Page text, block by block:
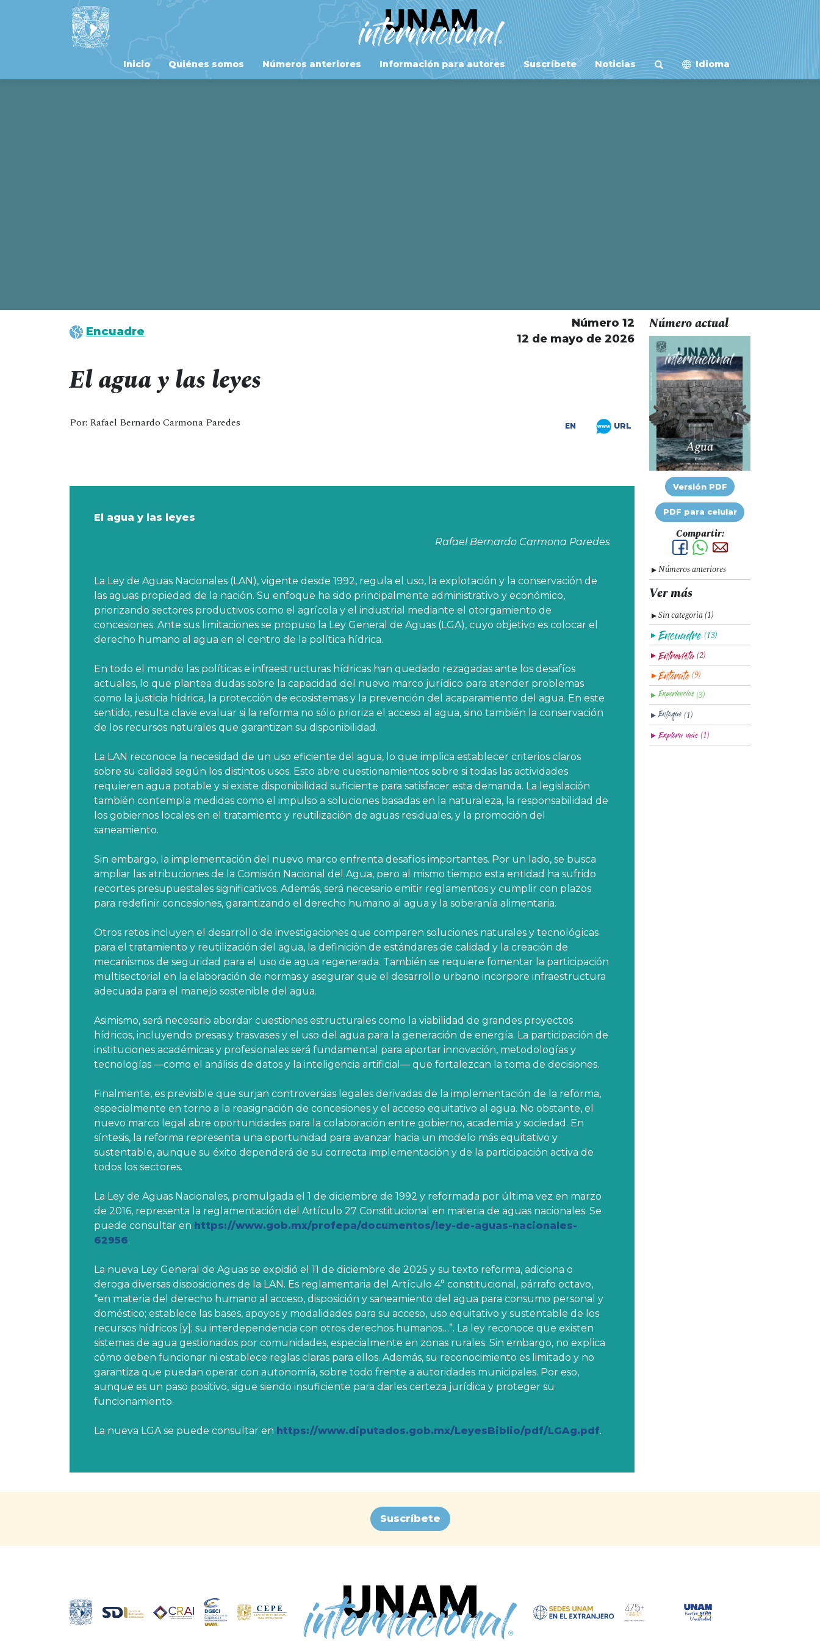
Inicio Quiénes somos Números anteriores Información para autores Suscríbete Noticias Idioma
Encuadre
Número 12
12 de mayo de 2026
El agua y las leyes
Por: Rafael Bernardo Carmona Paredes EN URL
El agua y las leyes
Rafael Bernardo Carmona Paredes
La Ley de Aguas Nacionales (LAN), vigente desde 1992, regula el uso, la explotación y la conservación de
las aguas propiedad de la nación. Su enfoque ha sido principalmente administrativo y económico,
priorizando sectores productivos como el agrícola y el industrial mediante el otorgamiento de
concesiones. Ante sus limitaciones se propuso la Ley General de Aguas (LGA), cuyo objetivo es colocar el
derecho humano al agua en el centro de la política hídrica.
En todo el mundo las políticas e infraestructuras hídricas han quedado rezagadas ante los desafíos
actuales, lo que plantea dudas sobre la capacidad del nuevo marco jurídico para atender problemas
como la justicia hídrica, la protección de ecosistemas y la prevención del acaparamiento del agua. En este
sentido, resulta clave evaluar si la reforma no sólo prioriza el acceso al agua, sino también la conservación
de los recursos naturales que garantizan su disponibilidad.
La LAN reconoce la necesidad de un uso eficiente del agua, lo que implica establecer criterios claros
sobre su calidad según los distintos usos. Esto abre cuestionamientos sobre si todas las actividades
requieren agua potable y si existe disponibilidad suficiente para satisfacer esta demanda. La legislación
también contempla medidas como el impulso a soluciones basadas en la naturaleza, la responsabilidad de
los gobiernos locales en el tratamiento y reutilización de aguas residuales, y la promoción del
saneamiento.
Sin embargo, la implementación del nuevo marco enfrenta desafíos importantes. Por un lado, se busca
ampliar las atribuciones de la Comisión Nacional del Agua, pero al mismo tiempo esta entidad ha sufrido
recortes presupuestales significativos. Además, será necesario emitir reglamentos y cumplir con plazos
para redefinir concesiones, garantizando el derecho humano al agua y la soberanía alimentaria.
Otros retos incluyen el desarrollo de investigaciones que comparen soluciones naturales y tecnológicas
para el tratamiento y reutilización del agua, la definición de estándares de calidad y la creación de
mecanismos de seguridad para el uso de agua regenerada. También se requiere fomentar la participación
multisectorial en la elaboración de normas y asegurar que el desarrollo urbano incorpore infraestructura
adecuada para el manejo sostenible del agua.
Asimismo, será necesario abordar cuestiones estructurales como la viabilidad de grandes proyectos
hídricos, incluyendo presas y trasvases y el uso del agua para la generación de energía. La participación de
instituciones académicas y profesionales será fundamental para aportar innovación, metodologías y
tecnologías —como el análisis de datos y la inteligencia artificial— que fortalezcan la toma de decisiones.
Finalmente, es previsible que surjan controversias legales derivadas de la implementación de la reforma,
especialmente en torno a la reasignación de concesiones y el acceso equitativo al agua. No obstante, el
nuevo marco legal abre oportunidades para la colaboración entre gobierno, academia y sociedad. En
síntesis, la reforma representa una oportunidad para avanzar hacia un modelo más equitativo y
sustentable, aunque su éxito dependerá de su correcta implementación y de la participación activa de
todos los sectores.
La Ley de Aguas Nacionales, promulgada el 1 de diciembre de 1992 y reformada por última vez en marzo
de 2016, representa la reglamentación del Artículo 27 Constitucional en materia de aguas nacionales. Se
puede consultar en https://www.gob.mx/profepa/documentos/ley-de-aguas-nacionales-
62956.
La nueva Ley General de Aguas se expidió el 11 de diciembre de 2025 y su texto reforma, adiciona o
deroga diversas disposiciones de la LAN. Es reglamentaria del Artículo 4° constitucional, párrafo octavo,
“en materia del derecho humano al acceso, disposición y saneamiento del agua para consumo personal y
doméstico; establece las bases, apoyos y modalidades para su acceso, uso equitativo y sustentable de los
recursos hídricos [y]; su interdependencia con otros derechos humanos…”. La ley reconoce que existen
sistemas de agua gestionados por comunidades, especialmente en zonas rurales. Sin embargo, no explica
cómo deben funcionar ni establece reglas claras para ellos. Además, su reconocimiento es limitado y no
garantiza que puedan operar con autonomía, sobre todo frente a autoridades municipales. Por eso,
aunque es un paso positivo, sigue siendo insuficiente para darles certeza jurídica y proteger su
funcionamiento.
La nueva LGA se puede consultar en https://www.diputados.gob.mx/LeyesBiblio/pdf/LGAg.pdf.
Número actual
Versión PDF
PDF para celular
Compartir:
▼Números anteriores
Ver más
▼Sin categoria (1)
▼ (13)
▼ (2)
▼ (9)
▼ (3)
▼ (1)
▼ (1)
Suscríbete